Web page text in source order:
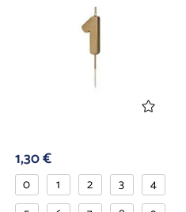
1,30€
0 1 2 3
4